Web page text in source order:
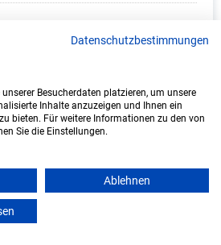
Ausbildungsplätze
Ausbildungsplätze
Datenschutzbestimmungen
Besucherdaten platzieren, um unsere
Inhalte anzuzeigen und Ihnen ein
bieten. Für weitere Informationen zu den von
Sie die Einstellungen.
Ablehnen